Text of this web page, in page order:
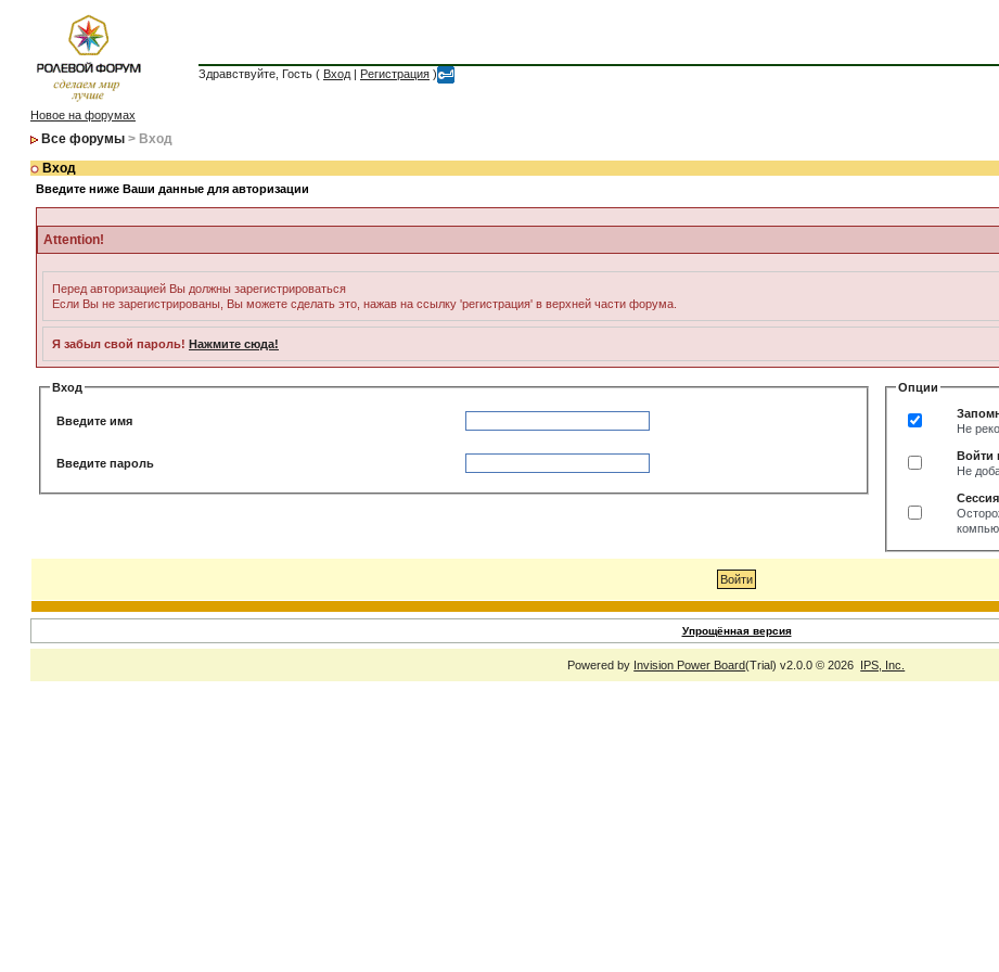
Здравствуйте, Гость ( Вход | Регистрация )
Новое на форумах
Все форумы > Вход
Вход
Введите ниже Ваши данные для авторизации
Attention!
Перед авторизацией Вы должны зарегистрироваться
Если Вы не зарегистрированы, Вы можете сделать это, нажав на ссылку 'регистрация' в верхней части форума.
Я забыл свой пароль! Нажмите сюда!
Вход
Введите имя
Введите пароль
Опции
Не
Войти
Не
Упрощённая версия
Powered by Invision Power Board(Trial) v2.0.0 © 2026 IPS, Inc.